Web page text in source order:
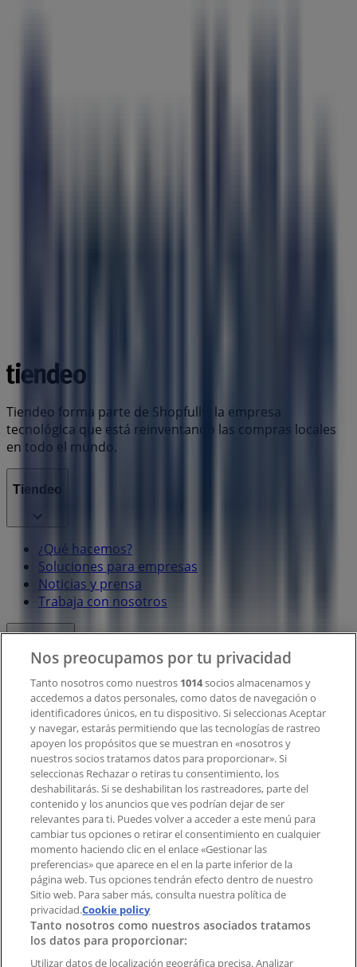
Tiendeo forma parte de Shopfully, la empresa
tecnológica que está reinventando las compras locales
en todo el mundo.
Tiendeo
¿Qué hacemos?
Soluciones para empresas
Noticias y prensa
Trabaja con nosotros
Contacto comercial y de marketing
Tienda mal colocada en el mapa
Notificar un folleto
¿Encontraste un problema en la web o en la
aplicación?
Índices
Marcas
Marcas locales
Negocios
Negocios cercanos
Productos
Productos locales
Nos preocupamos por tu privacidad
Tanto nosotros como nuestros 1014socios almacenamos y
accedemos a datos personales, como datos de navegación o
identificadores únicos, en tu dispositivo. Si seleccionas Aceptar
y navegar, estarás permitiendo que las tecnologías de rastreo
apoyen los propósitos que se muestran en «nosotros y
nuestros socios tratamos datos para proporcionar». Si
seleccionas Rechazar o retiras tu consentimiento, los
deshabilitarás. Si se deshabilitan los rastreadores, parte del
contenido y los anuncios que ves podrían dejar de ser
relevantes para ti. Puedes volver a acceder a este menú para
cambiar tus opciones o retirar el consentimiento en cualquier
momento haciendo clic en el enlace «Gestionar las
preferencias» que aparece en el en la parte inferior de la
página web. Tus opciones tendrán efecto dentro de nuestro
Sitio web. Para saber más, consulta nuestra política de
privacidad.Cookie policy
Tanto nosotros como nuestros asociados tratamos
los datos para proporcionar:
Utilizar datos de localización geográfica precisa. Analizar